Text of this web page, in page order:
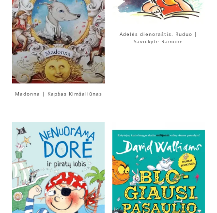
Madonna | Kapšas Kimšaliūnas
Adelės dienoraštis. Ruduo |
Savickytė Ramunė